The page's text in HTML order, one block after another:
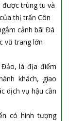
được trùng tu và
thị trấn Côn
cảnh bãi Đá
vũ trang lớn
là địa điểm
khách, giao
dịch vụ hậu cần
có hình tượng